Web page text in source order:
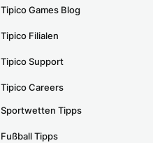
Tipico Games Blog
Tipico Filialen
Tipico Support
Tipico Careers
Sportwetten Tipps
Fußball Tipps